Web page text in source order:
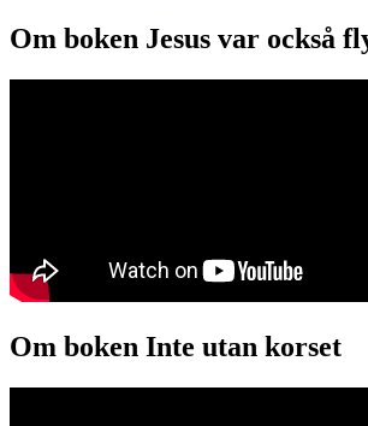
Om boken Jesus var också
Om boken Inte utan korset